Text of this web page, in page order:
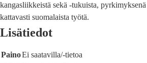
kangasliikkeistä sekä -tukuista,
kattavasti suomalaista työtä.
Lisätiedot
PainoEi saatavilla/-tietoa